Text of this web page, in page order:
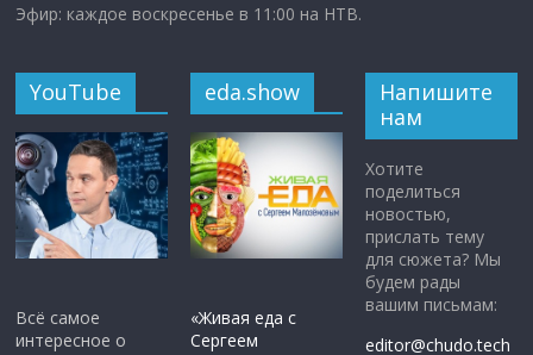
Эфир: каждое воскресенье в 11:00 на НТВ.
YouTube
Всё самое
интересное о
eda.show
«Живая еда с
Сергеем
Напишите
нам
Хотите
поделиться
новостью,
прислать тему
для сюжета? Мы
будем рады
вашим письмам:
editor@chudo.tech